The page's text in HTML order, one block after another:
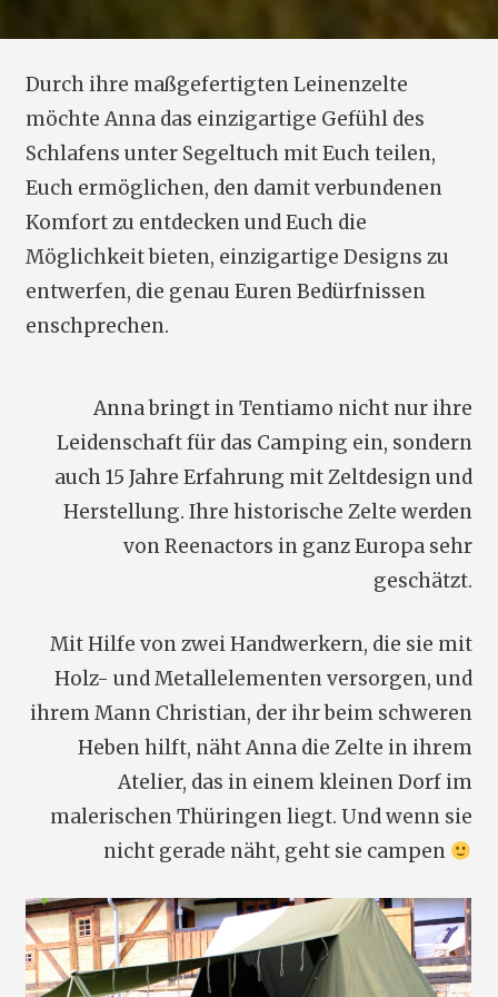
Durch ihre maßgefertigten Leinenzelte
möchte Anna das einzigartige Gefühl des
Schlafens unter Segeltuch mit Euch teilen,
Euch ermöglichen, den damit verbundenen
Komfort zu entdecken und Euch die
Möglichkeit bieten, einzigartige Designs zu
entwerfen, die genau Euren Bedürfnissen
enschprechen.
Anna bringt in Tentiamo nicht nur ihre
Leidenschaft für das Camping ein, sondern
auch 15 Jahre Erfahrung mit Zeltdesign und
Herstellung. Ihre historische Zelte werden
von Reenactors in ganz Europa sehr
geschätzt.
Mit Hilfe von zwei Handwerkern, die sie mit
Holz- und Metallelementen versorgen, und
ihrem Mann Christian, der ihr beim schweren
Heben hilft, näht Anna die Zelte in ihrem
Atelier, das in einem kleinen Dorf im
malerischen Thüringen liegt. Und wenn sie
nicht gerade näht, geht sie campen